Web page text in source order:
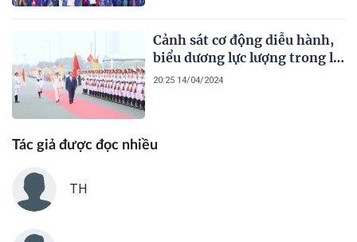
Cảnh sát cơ động diễu hành,
biểu dương lực lượng trong lễ
kỷ niệm 50 năm Ngày truyền
20:25 14/04/2024
Tác giả được đọc nhiều
TH